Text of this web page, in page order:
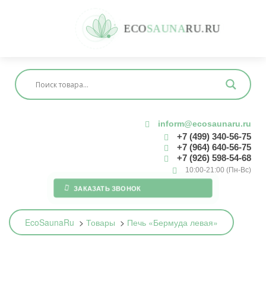
ECOSAUNARU.RU
inform@ecosaunaru.ru
+7 (499) 340-56-75
+7 (964) 640-56-75
+7 (926) 598-54-68
10:00-21:00 (Пн-Вс)
ЗАКАЗАТЬ ЗВОНОК
EcoSaunaRu > Товары > Печь «Бермуда левая»